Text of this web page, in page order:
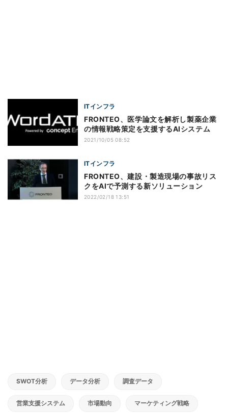
ITインフラ
FRONTEO、医学論文を解析し製薬企業
の情報戦略策定を支援するAIシステム
2021/10/05 08:52
ITインフラ
FRONTEO、建設・製造現場の事故リス
クをAIで予測する新ソリューション
2022/02/18 13:51
SWOT分析 データ分析 調査データ
営業支援システム 市場動向 マーケティング戦略